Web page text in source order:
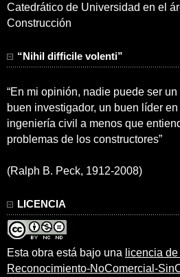
Catedrático de Universidad en el
Construcción
“Nihil difficile volenti”
“En mi opinión, nadie puede ser
buen investigador, un buen líder
ingeniería civil a menos que
problemas de los constructores”
(Ralph B. Peck, 1912-2008)
LICENCIA
Esta obra está bajo una licencia
Reconocimiento-NoComercial-